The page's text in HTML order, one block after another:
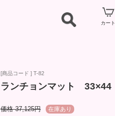
カート
[商品コード ] T-82
ランチョンマット 33×44
価格 37,125円 在庫あり